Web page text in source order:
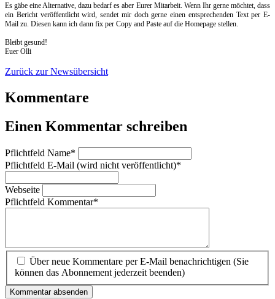
Es gäbe eine Alternative, dazu bedarf es aber Eurer Mitarbeit. Wenn Ihr gerne möchtet, dass
ein Bericht veröffentlicht wird, sendet mir doch gerne einen entsprechenden Text per E-
Mail zu. Diesen kann ich dann fix per Copy and Paste auf die Homepage stellen.
Bleibt gesund!
Euer Olli
Zurück zur Newsübersicht
Kommentare
Einen Kommentar schreiben
Pflichtfeld Name*
Pflichtfeld E-Mail (wird nicht veröffentlicht)*
Webseite
Pflichtfeld Kommentar*
Über neue Kommentare per E-Mail benachrichtigen (Sie
können das Abonnement jederzeit beenden)
Kommentar absenden